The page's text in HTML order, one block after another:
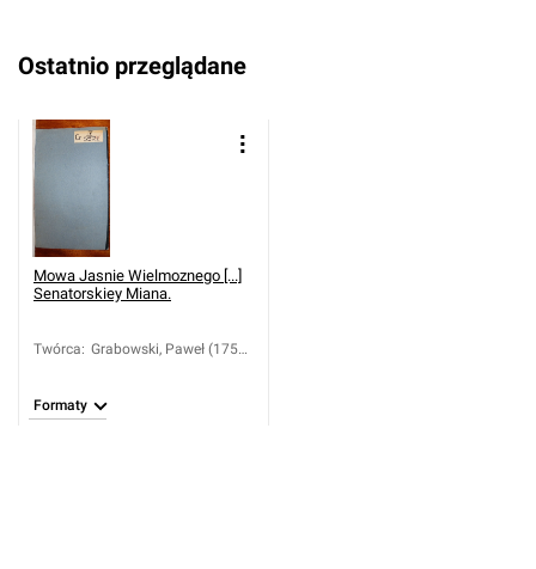
Ostatnio przeglądane
Mowa Jasnie Wielmoznego [...]
Senatorskiey Miana.
Twórca: Grabowski, Paweł (1759-
Formaty